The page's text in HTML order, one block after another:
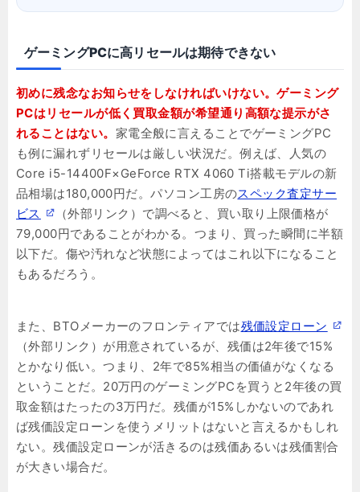
ゲーミングPCに高リセールは期待できない
初めに残念なお知らせをしなければいけない。ゲーミング
PCはリセールが低く買取金額が希望通り高額な提示がさ
れることはない。 家電全般に言えることでゲーミングPC
も例に漏れずリセールは厳しい状況だ。例えば、人気の
Core i5-14400F×GeForce RTX 4060 Ti搭載モデルの新
品相場は180,000円だ。パソコン工房のスペック査定サー
ビス
（外部リンク）で調べると、買い取り上限価格が
79,000円であることがわかる。つまり、買った瞬間に半額
以下だ。傷や汚れなど状態によってはこれ以下になること
もあるだろう。
また、BTOメーカーのフロンティアでは残価設定ローン
（外部リンク）が用意されているが、残価は2年後で15%
とかなり低い。つまり、2年で85%相当の価値がなくなる
ということだ。20万円のゲーミングPCを買うと2年後の買
取金額はたったの3万円だ。残価が15%しかないのであれ
ば残価設定ローンを使うメリットはないと言えるかもしれ
ない。残価設定ローンが活きるのは残価あるいは残価割合
が大きい場合だ。